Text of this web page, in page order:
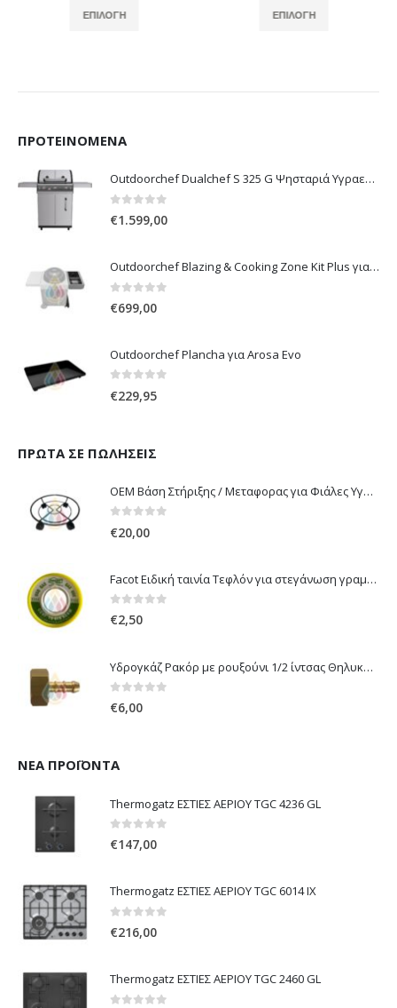
ΕΠΙΛΟΓΉ ΕΠΙΛΟΓΉ
ΠΡΟΤΕΙΝΌΜΕΝΑ
Outdoorchef Dualchef S 325 G Ψησταριά Υγραερίου
€1.599,00
Outdoorchef Blazing & Cooking Zone Kit Plus για Ψησταριά Arosa Evo
€699,00
Outdoorchef Plancha για Arosa Evo
€229,95
ΠΡΏΤΑ ΣΕ ΠΩΛΉΣΕΙΣ
OEM Βάση Στήριξης / Μεταφορας για Φιάλες Υγραερίου 10 kg & 13 kg με ροδάκια
€20,00
Facot Ειδική ταινία Τεφλόν για στεγάνωση γραμμών αερίου 12m
0out of 5
€2,50
Υδρογκάζ Ρακόρ με ρουξούνι 1/2 ίντσας Θηλυκό Δεξιόστροφο για σύνδεση συσκευών με λάστιχο υγραερίου 8mm
0out of 5
€6,00
ΝΈΑ ΠΡΟΪΌΝΤΑ
Thermogatz ΕΣΤΙΕΣ ΑΕΡΙΟΥ TGC 4236 GL
0out of 5
€147,00
Thermogatz ΕΣΤΙΕΣ ΑΕΡΙΟΥ TGC 6014 IX
0out of 5
€216,00
Thermogatz ΕΣΤΙΕΣ ΑΕΡΙΟΥ TGC 2460 GL